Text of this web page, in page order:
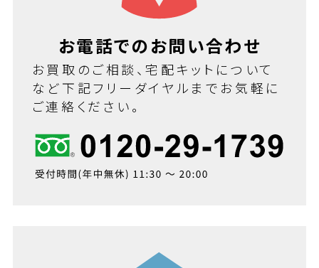
お電話でのお問い合わせ
お買取のご相談、宅配キットについて
など下記フリーダイヤルまでお気軽に
ご連絡ください。